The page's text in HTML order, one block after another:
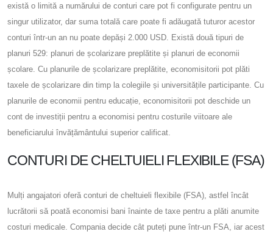
există o limită a numărului de conturi care pot fi configurate pentru un
singur utilizator, dar suma totală care poate fi adăugată tuturor acestor
conturi într-un an nu poate depăși 2.000 USD. Există două tipuri de
planuri 529: planuri de școlarizare preplătite și planuri de economii
școlare. Cu planurile de școlarizare preplătite, economisitorii pot plăti
taxele de școlarizare din timp la colegiile și universitățile participante. Cu
planurile de economii pentru educație, economisitorii pot deschide un
cont de investiții pentru a economisi pentru costurile viitoare ale
beneficiarului învățământului superior calificat.
CONTURI DE CHELTUIELI FLEXIBILE (FSA)
Mulți angajatori oferă conturi de cheltuieli flexibile (FSA), astfel încât
lucrătorii să poată economisi bani înainte de taxe pentru a plăti anumite
costuri medicale. Compania decide cât puteți pune într-un FSA, iar acest